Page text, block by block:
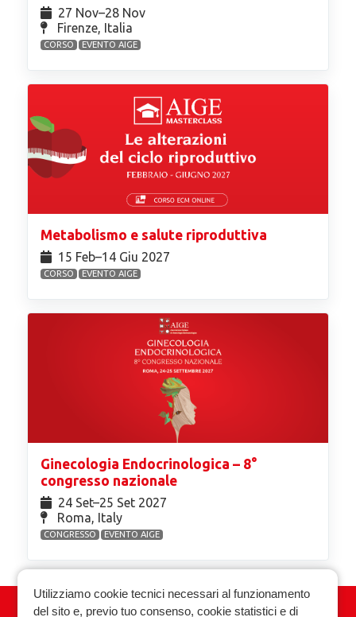
27 Nov⁠–28 Nov
Firenze, Italia
CORSO EVENTO AIGE
Metabolismo e salute riproduttiva
15 Feb⁠–14 Giu 2027
CORSO EVENTO AIGE
Ginecologia Endocrinologica – 8°
congresso nazionale
24 Set⁠–25 Set 2027
Roma, Italy
CONGRESSO EVENTO AIGE
Associazione Italiana Ginecologia
Utilizziamo cookie tecnici necessari al funzionamento
del sito e, previo tuo consenso, cookie statistici e di